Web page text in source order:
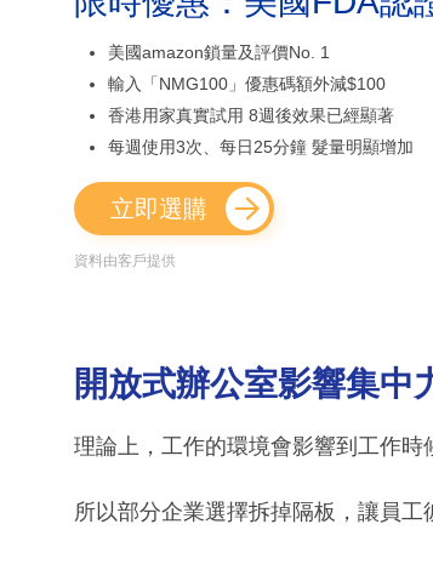
美國amazon鎖量及評價No. 1
輸入「NMG100」優惠碼額外減$100
香港用家真實試用 8週後效果已經顯著
每週使用3次、每日25分鐘 髮量明顯增加
立即選購
資料由客戶提供
開放式辦公室影響集中
理論上，工作的環境會影響到工作時
所以部分企業選擇拆掉隔板，讓員工